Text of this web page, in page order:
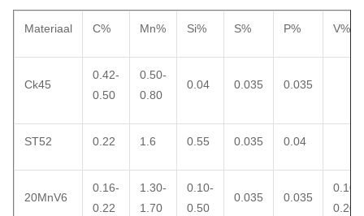
Materiaal C% Mn% Si% S% P% V%
Ck45
0.42-
0.50
0.50-
0.80
0.04 0.035 0.035
ST52 0.22 1.6 0.55 0.035 0.04
20MnV6
0.16-
0.22
1.30-
1.70
0.10-
0.50
0.035 0.035
0.10-
0.20